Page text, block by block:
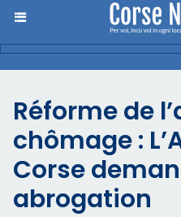
Réforme de
chômage :
Corse
abrogation